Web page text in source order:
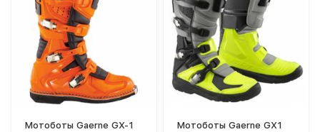
Мотоботы Gaerne GX-1
Мотоботы Gaerne GX1